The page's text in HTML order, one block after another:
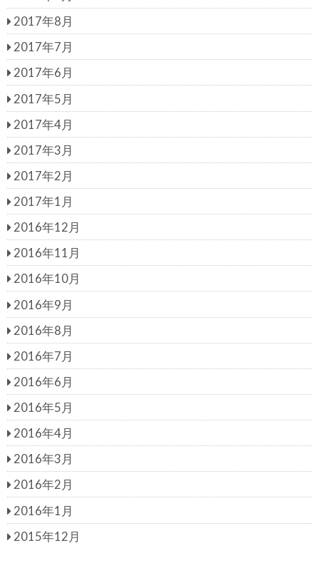
2017年8月
2017年7月
2017年6月
2017年5月
2017年4月
2017年3月
2017年2月
2017年1月
2016年12月
2016年11月
2016年10月
2016年9月
2016年8月
2016年7月
2016年6月
2016年5月
2016年4月
2016年3月
2016年2月
2016年1月
2015年12月